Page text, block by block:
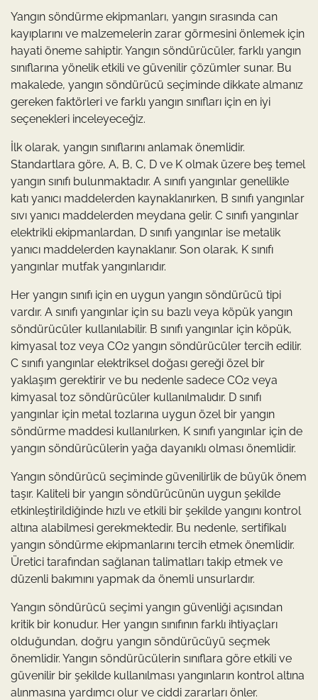
Yangın söndürme ekipmanları, yangın sırasında can
kayıplarını ve malzemelerin zarar görmesini önlemek için
hayati öneme sahiptir. Yangın söndürücüler, farklı yangın
sınıflarına yönelik etkili ve güvenilir çözümler sunar. Bu
makalede, yangın söndürücü seçiminde dikkate almanız
gereken faktörleri ve farklı yangın sınıfları için en iyi
seçenekleri inceleyeceğiz.
İlk olarak, yangın sınıflarını anlamak önemlidir.
Standartlara göre, A, B, C, D ve K olmak üzere beş temel
yangın sınıfı bulunmaktadır. A sınıfı yangınlar genellikle
katı yanıcı maddelerden kaynaklanırken, B sınıfı yangınlar
sıvı yanıcı maddelerden meydana gelir. C sınıfı yangınlar
elektrikli ekipmanlardan, D sınıfı yangınlar ise metalik
yanıcı maddelerden kaynaklanır. Son olarak, K sınıfı
yangınlar mutfak yangınlarıdır.
Her yangın sınıfı için en uygun yangın söndürücü tipi
vardır. A sınıfı yangınlar için su bazlı veya köpük yangın
söndürücüler kullanılabilir. B sınıfı yangınlar için köpük,
kimyasal toz veya CO2 yangın söndürücüler tercih edilir.
C sınıfı yangınlar elektriksel doğası gereği özel bir
yaklaşım gerektirir ve bu nedenle sadece CO2 veya
kimyasal toz söndürücüler kullanılmalıdır. D sınıfı
yangınlar için metal tozlarına uygun özel bir yangın
söndürme maddesi kullanılırken, K sınıfı yangınlar için de
yangın söndürücülerin yağa dayanıklı olması önemlidir.
Yangın söndürücü seçiminde güvenilirlik de büyük önem
taşır. Kaliteli bir yangın söndürücünün uygun şekilde
etkinleştirildiğinde hızlı ve etkili bir şekilde yangını kontrol
altına alabilmesi gerekmektedir. Bu nedenle, sertifikalı
yangın söndürme ekipmanlarını tercih etmek önemlidir.
Üretici tarafından sağlanan talimatları takip etmek ve
düzenli bakımını yapmak da önemli unsurlardır.
Yangın söndürücü seçimi yangın güvenliği açısından
kritik bir konudur. Her yangın sınıfının farklı ihtiyaçları
olduğundan, doğru yangın söndürücüyü seçmek
önemlidir. Yangın söndürücülerin sınıflara göre etkili ve
güvenilir bir şekilde kullanılması yangınların kontrol altına
alınmasına yardımcı olur ve ciddi zararları önler.